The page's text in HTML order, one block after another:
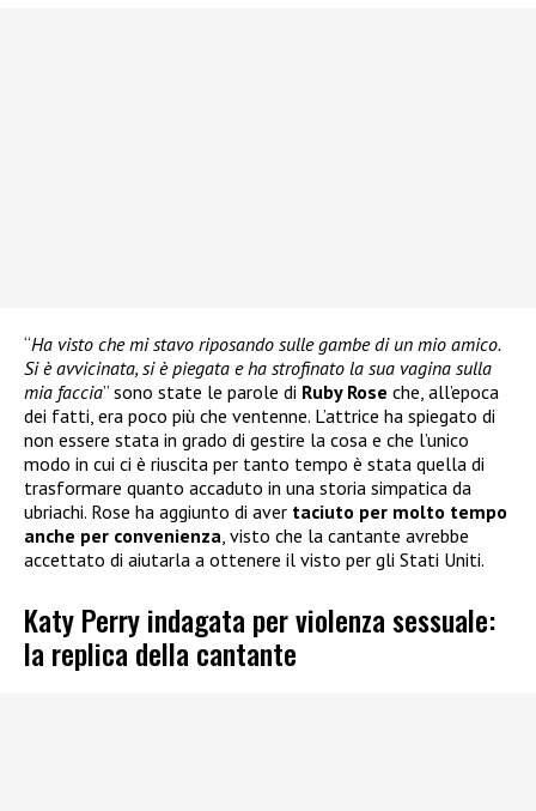
“Ha visto che mi stavo riposando sulle gambe di un mio amico.
Si è avvicinata, si è piegata e ha strofinato la sua vagina sulla
mia faccia” sono state le parole di Ruby Rose che, all’epoca
dei fatti, era poco più che ventenne. L’attrice ha spiegato di
non essere stata in grado di gestire la cosa e che l’unico
modo in cui ci è riuscita per tanto tempo è stata quella di
trasformare quanto accaduto in una storia simpatica da
ubriachi. Rose ha aggiunto di aver taciuto per molto tempo
anche per convenienza , visto che la cantante avrebbe
accettato di aiutarla a ottenere il visto per gli Stati Uniti.
Katy Perry indagata per violenza sessuale:
la replica della cantante